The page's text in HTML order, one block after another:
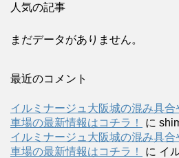
人気の記事
まだデータがありません。
最近のコメント
イルミナージュ大阪城の混み具
車場の最新情報はコチラ！
に
イルミナージュ大阪城の混み具
車場の最新情報はコチラ！
に イ